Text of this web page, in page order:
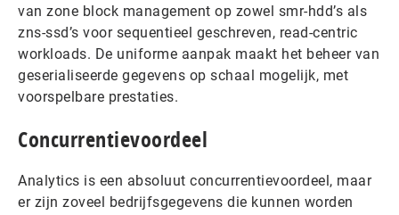
van zone block management op zowel smr-hdd’s als
zns-ssd’s voor sequentieel geschreven, read-centric
workloads. De uniforme aanpak maakt het beheer van
geserialiseerde gegevens op schaal mogelijk, met
voorspelbare prestaties.
Concurrentievoordeel
Analytics is een absoluut concurrentievoordeel, maar
er zijn zoveel bedrijfsgegevens die kunnen worden